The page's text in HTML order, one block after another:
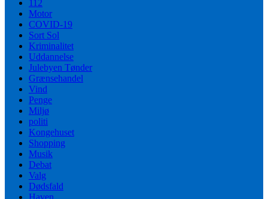
112
Motor
COVID-19
Sort Sol
Kriminalitet
Uddannelse
Julebyen Tønder
Grænsehandel
Vind
Penge
Miljø
politi
Kongehuset
Shopping
Musik
Debat
Valg
Dødsfald
Haven